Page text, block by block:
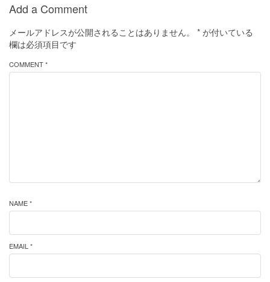
Add a Comment
メールアドレスが公開されることはありません。 * が付いている
欄は必須項目です
COMMENT *
NAME *
EMAIL *